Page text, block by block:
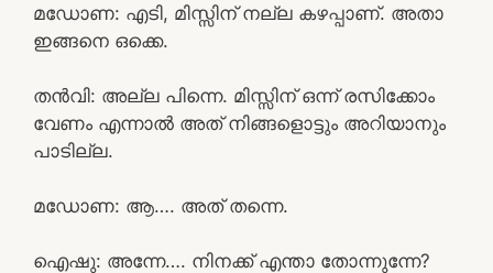
മഡോണ: എടി, മിസ്സിന് നല്ല കഴപ്പാണ്. അതാ
ഇങ്ങനെ ഒക്കെ.
തൻവി: അല്ല പിന്നെ. മിസ്സിന് ഒന്ന് രസിക്കോം
വേണം എന്നാൽ അത് നിങ്ങളൊട്ടും അറിയാനും
പാടില്ല.
മഡോണ: ആ…. അത് തന്നെ.
ഐഷു: അന്നേ…. നിനക്ക് എന്താ തോന്നുന്നേ?